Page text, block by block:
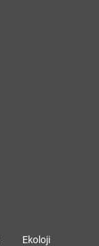
Ekoloji